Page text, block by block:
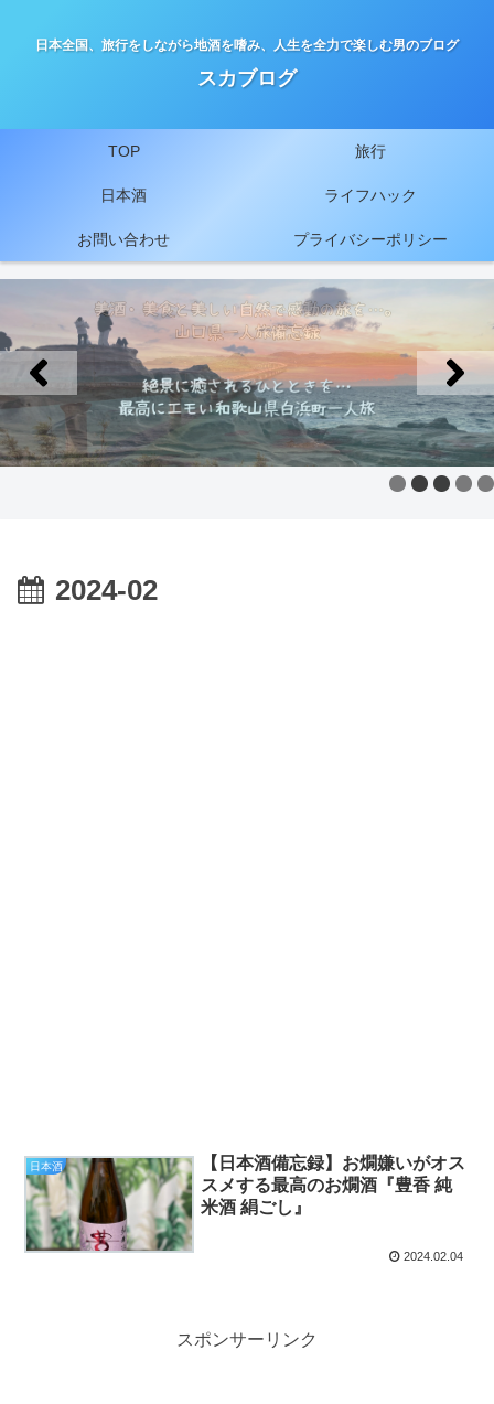
日本全国、旅行をしながら地酒を嗜み、人生を全力で楽しむ男のブログ
スカブログ
TOP 旅行
日本酒 ライフハック
お問い合わせ プライバシーポリシー
2024-02
日本酒
【日本酒備忘録】お燗嫌いがオス
スメする最高のお燗酒『豊香 純
米酒 絹ごし』
2024.02.04
スポンサーリンク